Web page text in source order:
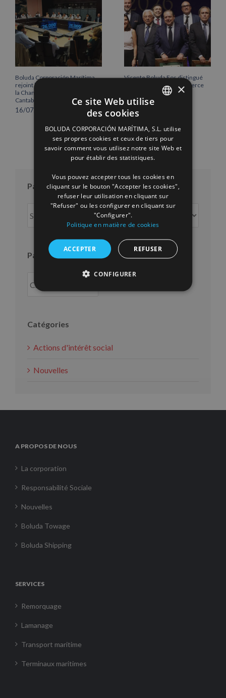
Boluda Corporación Marítima
rejoint l’Assemblée plénière de
la Chambre de commerce de
Cantabrie
16/07/2026
Vicente Boluda Fos distingué
par la Chambre de commerce
12/06/2026
Par mois
mois
Par an
Catégories
Actions d'intérêt social
Nouvelles
A PROPOS DE NOUS
La corporation
Responsabilité Sociale
Nouvelles
Boluda Towage
Boluda Shipping
SERVICES
Remorquage
Lamanage
Transport maritime
Terminaux maritimes
ENGLISH
FRENCH
×
Ce site Web utilise
des cookies
BOLUDA CORPORACIÓN MARÍTIMA, S.L. utilise
ses propres cookies et ceux de tiers pour
savoir comment vous utilisez notre site Web et
pour établir des statistiques.
Vous pouvez accepter tous les cookies en
cliquant sur le bouton "Accepter les cookies",
refuser leur utilisation en cliquant sur
"Refuser" ou les configurer en cliquant sur
"Configurer".
Politique en matière de cookies
ACCEPTER REFUSER
CONFIGURER